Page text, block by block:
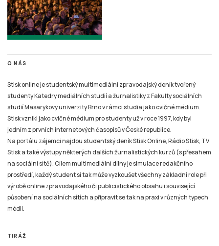
O NÁS
Stisk online je studentský multimediální zpravodajský deník tvořený
studenty Katedry mediálních studií a žurnalistiky z Fakulty sociálních
studií Masarykovy univerzity Brno v rámci studia jako cvičné médium.
Stisk vznikl jako cvičné médium pro studenty už v roce 1997, kdy byl
jedním z prvních internetových časopisů v České republice.
Na portálu zájemci najdou studentský deník Stisk Online, Rádio Stisk, TV
Stisk a také výstupy některých dalších žurnalistických kurzů (s přesahem
na sociální sítě). Cílem multimediální dílny je simulace redakčního
prostředí, každý student si tak může vyzkoušet všechny základní role při
výrobě online zpravodajského či publicistického obsahu i související
působení na sociálních sítích a připravit se tak na praxi v různých typech
médií.
TIRÁŽ